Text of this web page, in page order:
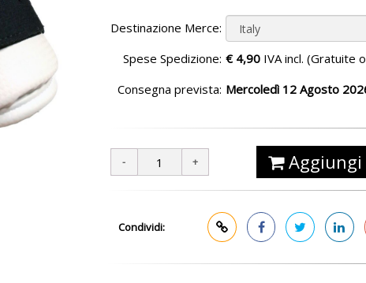
Destinazione Merce:
Spese Spedizione: € 4,90 IVA incl. (Gratuite
Consegna prevista: Mercoledì 12 Agosto
Aggiungi
Condividi: